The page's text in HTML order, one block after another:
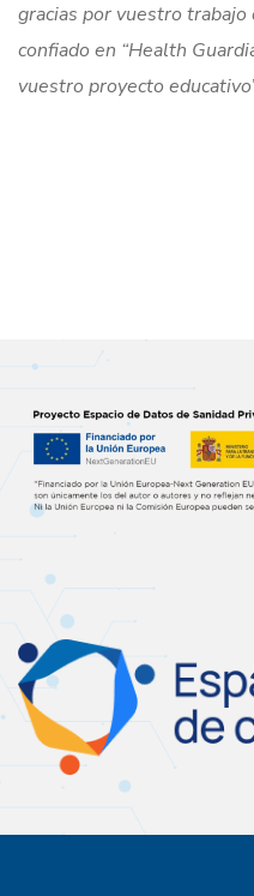
gracias por vuestro
confiado en “Health
vuestro proyecto